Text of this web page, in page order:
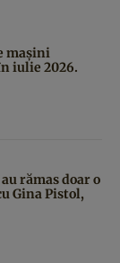
mașini
iulie 2026.
rămas doar o
Gina Pistol,